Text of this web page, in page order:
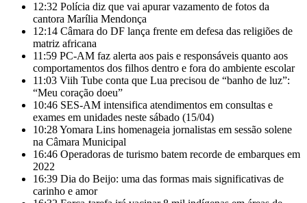
12:32 Polícia diz que vai apurar vazamento de fotos da
cantora Marília Mendonça
12:14 Câmara do DF lança frente em defesa das religiões de
matriz africana
11:59 PC-AM faz alerta aos pais e responsáveis quanto aos
comportamentos dos filhos dentro e fora do ambiente escolar
11:03 Viih Tube conta que Lua precisou de “banho de luz”:
“Meu coração doeu”
10:46 SES-AM intensifica atendimentos em consultas e
exames em unidades neste sábado (15/04)
10:28Yomara Lins homenageia jornalistas em sessão solene
na Câmara Municipal
16:46 Operadoras de turismo batem recorde de embarques em
2022
16:39 Dia do Beijo: uma das formas mais significativas de
carinho e amor